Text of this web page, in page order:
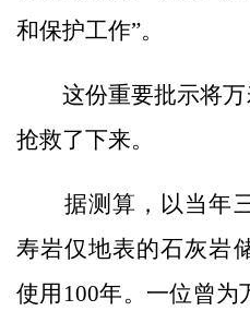
和保护工作”。
这份重要批示将万
抢救了下来。
据测算，以当年三
寿岩仅地表的石灰岩
使用100年。一位曾